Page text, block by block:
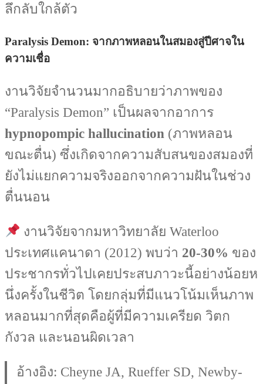
ลึกลับใกล้ตัว
Paralysis Demon: จากภาพหลอนในสมองสู่ปีศาจใน
ความเชื่อ
งานวิจัยจำนวนมากอธิบายว่าภาพของ
“Paralysis Demon” เป็นผลจากอาการ
hypnopompic hallucination (ภาพหลอน
ขณะตื่น) ซึ่งเกิดจากความสับสนของสมองที่
ยังไม่แยกความจริงออกจากความฝันในช่วง
ตื่นนอน
งานวิจัยจากมหาวิทยาลัย Waterloo
ประเทศแคนาดา (2012) พบว่า 20-30% ของ
ประชากรทั่วไปเคยประสบภาวะนี้อย่างน้อยห
นึ่งครั้งในชีวิต โดยกลุ่มที่มีแนวโน้มเห็นภาพ
หลอนมากที่สุดคือผู้ที่มีความเครียด วิตก
กังวล และนอนผิดเวลา
อ้างอิง: Cheyne JA, Rueffer SD, Newby-